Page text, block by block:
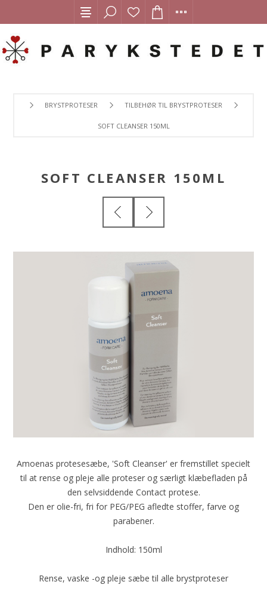
BRYSTPROTESER TILBEHØR TIL BRYSTPROTESER
SOFT CLEANSER 150ML
SOFT CLEANSER 150ML
Amoenas protesesæbe, 'Soft Cleanser' er fremstillet specielt
til at rense og pleje alle proteser og særligt klæbefladen på
den selvsiddende Contact protese.
Den er olie-fri, fri for PEG/PEG afledte stoffer, farve og
parabener.
Indhold: 150ml
Rense, vaske -og pleje sæbe til alle brystproteser